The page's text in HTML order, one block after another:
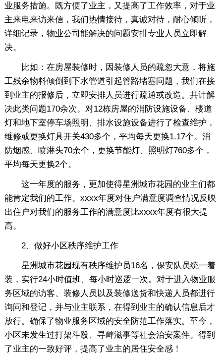
业服务措施。既方便了业主，又提高了工作效率，对于业
主来电来访来信，我们热情接待，真诚对待，耐心倾听，
详细记录，物业公司能解决的问题安排专业人员立即解
决。
比如：在房屋装修时，因装修人员的疏忽大意，将施
工残余物料倾倒到下水管道引起管路堵塞问题，我们在接
到业主的报修后，立即安排人员进行疏通或改造。共计解
决此类问题170余次。对12栋房屋的消防设施设备、楼道
灯和地下室停车场照明、排水设施设备进行了检查维护，
维修或更换灯具开关430多个，平均每天更换1.17个。消
防烟感、喷淋头70余个，更换节能灯、照明灯760多个，
平均每天更换2个。
这一年度的服务，更加使得星洲城市花园的业主们都
能肯定我们的工作。xxxx年度对住户满意度调查情况反映
出住户对我们的服务工作的满意度比xxxx年度有很大提
高。
2、做好小区秩序维护工作
星洲城市花园现有秩序维护员16名，保安队员统一着
装，实行24小时值班、每小时巡逻一次。对于进入物业服
务区域的访客、装修人员以及装修送货和快递人员都进行
询问和登记，并与业主联系，在得到业主的确认信息后才
放行。确保了物业服务区域的安全防范工作落实。至今，
小区未发生过打架斗殴、寻衅滋事等社会治安案件。得到
了业主的一致好评，提高了业主的居住安全感！